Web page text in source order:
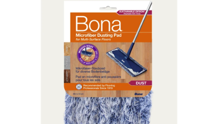
hvězdiček.